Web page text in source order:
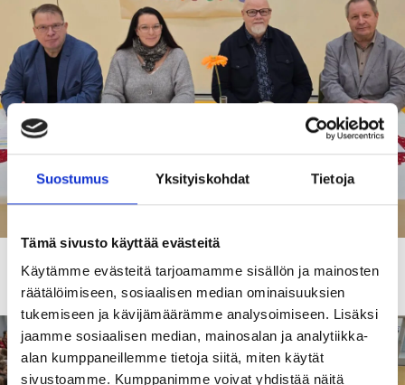
Suostumus Yksityiskohdat Tietoja
Tämä sivusto käyttää evästeitä
Käytämme evästeitä tarjoamamme sisällön ja mainosten
räätälöimiseen, sosiaalisen median ominaisuuksien
tukemiseen ja kävijämäärämme analysoimiseen. Lisäksi
jaamme sosiaalisen median, mainosalan ja analytiikka-
alan kumppaneillemme tietoja siitä, miten käytät
sivustoamme. Kumppanimme voivat yhdistää näitä
Pekka Nätti vastasivat kysymyksiin.